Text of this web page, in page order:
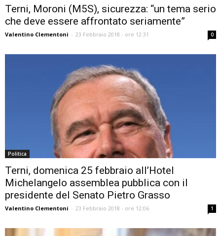
Terni, Moroni (M5S), sicurezza: “un tema serio
che deve essere affrontato seriamente”
Valentino Clementoni - 23 Febbraio 2018 - ore 12:31 0
Politica
Terni, domenica 25 febbraio all’Hotel
Michelangelo assemblea pubblica con il
presidente del Senato Pietro Grasso
Valentino Clementoni - 23 Febbraio 2018 - ore 12:06 1